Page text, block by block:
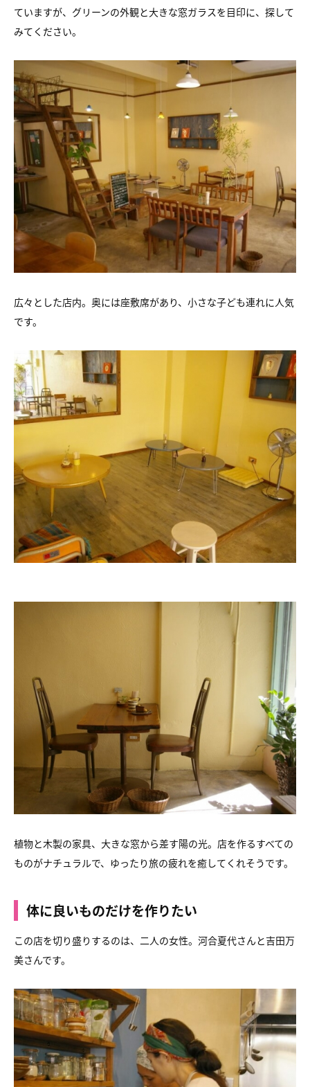
ていますが、グリーンの外観と大きな窓ガラスを目印に、探して
みてください。
広々とした店内。奥には座敷席があり、小さな子ども連れに人気
です。
植物と木製の家具、大きな窓から差す陽の光。店を作るすべての
ものがナチュラルで、ゆったり旅の疲れを癒してくれそうです。
体に良いものだけを作りたい
この店を切り盛りするのは、二人の女性。河合夏代さんと吉田万
美さんです。